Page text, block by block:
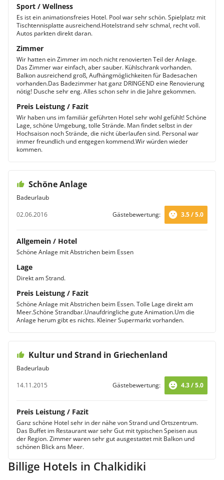
Sport / Wellness
Es ist ein animationsfreies Hotel. Pool war sehr schön. Spielplatz mit
Tischtennisplatte ausreichend.Hotelstrand sehr schmal, recht voll.
Autos parkten direkt daran.
Zimmer
Wir hatten ein Zimmer im noch nicht renovierten Teil der Anlage.
Das Zimmer war einfach, aber sauber. Kühlschrank vorhanden.
Balkon ausreichend groß, Aufhängmöglichkeiten für Badesachen
vorhanden.Das Badezimmer hat ganz DRINGEND eine Renovierung
nötig! Dusche sehr eng. Alles schon sehr in die Jahre gekommen.
Preis Leistung / Fazit
Wir haben uns im familiär geführten Hotel sehr wohl gefühlt! Schöne
Lage, schöne Umgebung, tolle Strände. Man findet selbst in der
Hochsaison noch Strände, die nicht überlaufen sind. Personal war
immer freundlich und entgegen kommend.Wir würden wieder
kommen.
Schöne Anlage
Badeurlaub
02.06.2016
Gästebewertung: 3.5 / 5.0
Allgemein / Hotel
Schöne Anlage mit Abstrichen beim Essen
Lage
Direkt am Strand.
Preis Leistung / Fazit
Schöne Anlage mit Abstrichen beim Essen. Tolle Lage direkt am
Meer.Schöne Strandbar.Unaufdringliche gute Animation.Um die
Anlage herum gibt es nichts. Kleiner Supermarkt vorhanden.
Kultur und Strand in Griechenland
Badeurlaub
14.11.2015
Gästebewertung: 4.3 / 5.0
Preis Leistung / Fazit
Ganz schöne Hotel sehr in der nähe von Strand und Ortszentrum.
Das Buffet im Restaurant war sehr Gut mit typischen Speisen aus
der Region. Zimmer waren sehr gut ausgestattet mit Balkon und
schönen Blick ans Meer.
Billige Hotels in Chalkidiki